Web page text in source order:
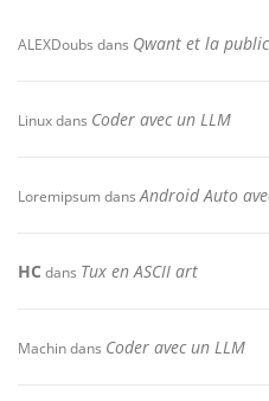
ALEXDoubs dans Qwant et la
Linuxdans Coder avec un LLM
LoremipsumdansAndroid Auto
HC dans Tux en ASCII art
Machindans Coder avec un LLM